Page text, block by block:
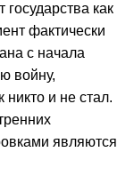
как
фактически
с начала
войну,
и не стал.
являются